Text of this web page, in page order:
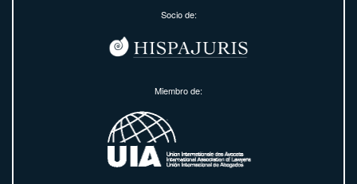
Socio de:
Miembro de: